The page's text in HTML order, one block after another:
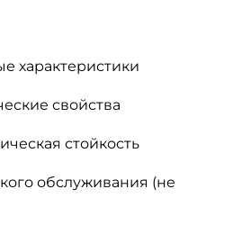
характеристики
свойства
стойкость
обслуживания (не